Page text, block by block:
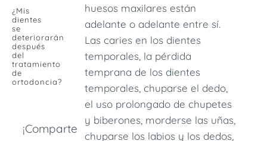
¿Mis
dientes
se
deteriorarán
después
del
tratamiento
de
ortodoncia?
¡Comparte
huesos maxilares están
adelante o adelante entre sí.
Las caries en los dientes
temporales, la pérdida
temprana de los dientes
temporales, chuparse el dedo,
el uso prolongado de chupetes
y biberones, morderse las uñas,
chuparse los labios y los dedos,